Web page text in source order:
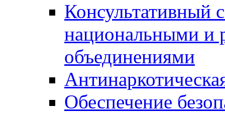
Консультативный
национальными и
объединениями
Обеспечение